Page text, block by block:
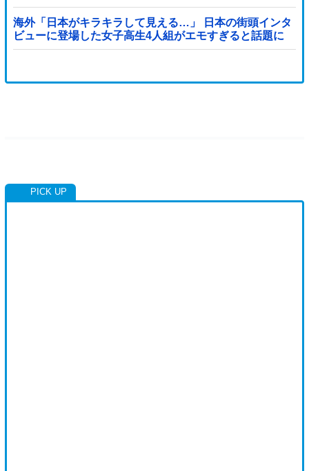
海外「日本がキラキラして見える…」 日本の街頭インタ
ビューに登場した女子高生4人組がエモすぎると話題に